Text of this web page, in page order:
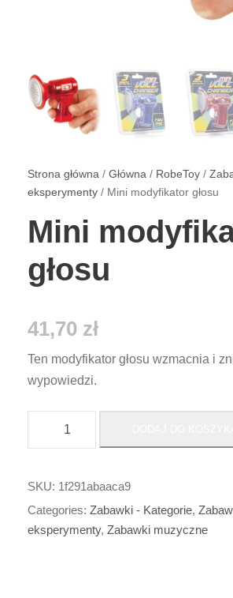
Strona główna / Główna / RobeToy /
eksperymenty / Mini modyfikator głosu
Mini
głosu
41,70 zł
Ten modyfikator głosu wzmacnia i
wypowiedzi.
ś
ć
M
SKU: 1f291abaaca9
Categories: Zabawki - Kategorie,
eksperymenty, Zabawki muzyczne